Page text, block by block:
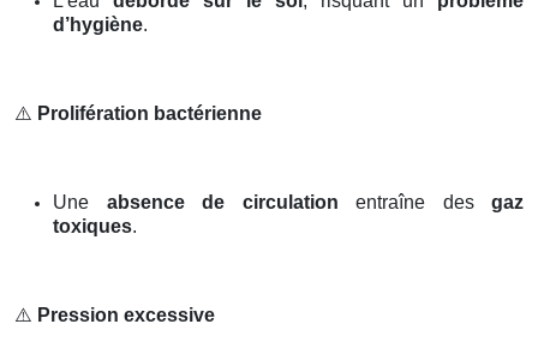
d’hygiène.
⚠️ Prolifération bactérienne
Une absence de circulation entraîne des gaz
toxiques.
⚠️ Pression excessive